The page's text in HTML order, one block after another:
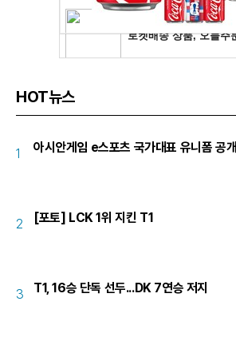
HOT뉴스
1 아시안게임 e스포츠 국가대표 유니폼 공개
2 [포토] LCK 1위 지킨 T1
3 T1, 16승 단독 선두...DK 7연승 저지